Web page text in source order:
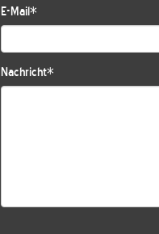
E-Mail*
Nachricht*